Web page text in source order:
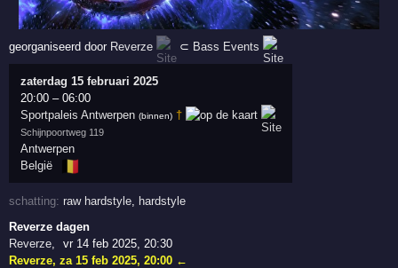
georganiseerd door Reverze ⊂ Bass Events
zaterdag 15 februari 2025
20:00 –06:00
Sportpaleis Antwerpen (binnen) †
Schijnpoortweg 119
Antwerpen
België
🇧🇪
schatting:raw hardstyle hardstyle
Reverze dagen
Reverze
vr 14 feb 2025, 20:30
Reverze,za 15 feb 2025, 20:00 ←